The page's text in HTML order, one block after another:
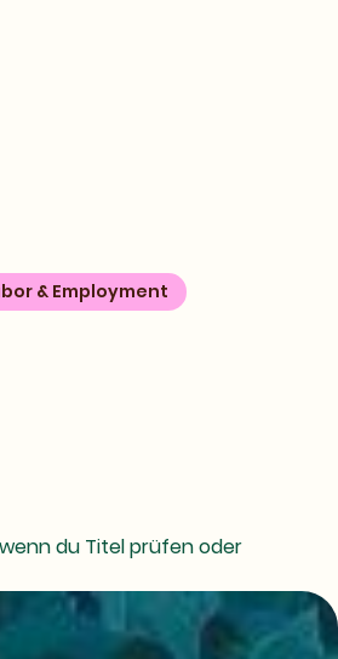
& Employment
du Titel prüfen oder